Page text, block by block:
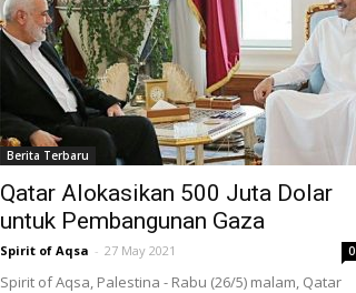
Berita Terbaru
Qatar Alokasikan 500 Juta Dolar
untuk Pembangunan Gaza
Spirit of Aqsa - 27 May 2021 0
Spirit of Aqsa, Palestina - Rabu (26/5) malam, Qatar